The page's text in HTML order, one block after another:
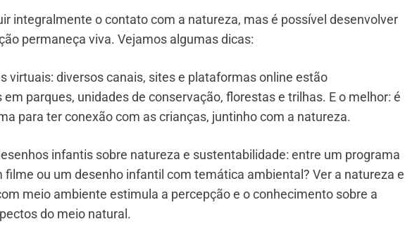
integralmente o contato com a natureza, mas é possível desenvolver
permaneça viva. Vejamos algumas dicas:
virtuais: diversos canais, sites e plataformas online estão
parques, unidades de conservação, florestas e trilhas. E o melhor: é
para ter conexão com as crianças, juntinho com a natureza.
infantis sobre natureza e sustentabilidade: entre um programa
filme ou um desenho infantil com temática ambiental? Ver a natureza e
meio ambiente estimula a percepção e o conhecimento sobre a
do meio natural.